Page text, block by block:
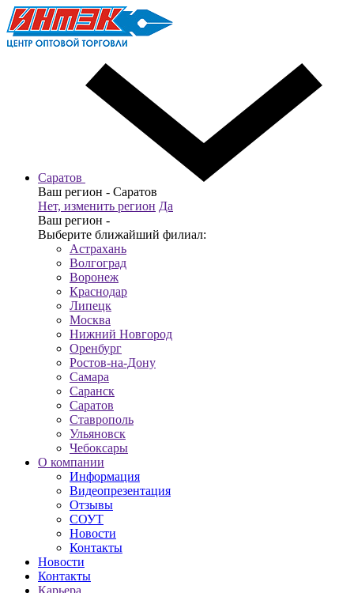
Саратов
Ваш регион - Саратов
Нет, изменить регион Да
Ваш регион -
Выберите ближайший филиал:
Астрахань
Волгоград
Воронеж
Краснодар
Липецк
Москва
Нижний Новгород
Оренбург
Ростов-на-Дону
Самара
Саранск
Саратов
Ставрополь
Ульяновск
Чебоксары
О компании
Информация
Видеопрезентация
Отзывы
СОУТ
Новости
Контакты
Новости
Контакты
Карьера